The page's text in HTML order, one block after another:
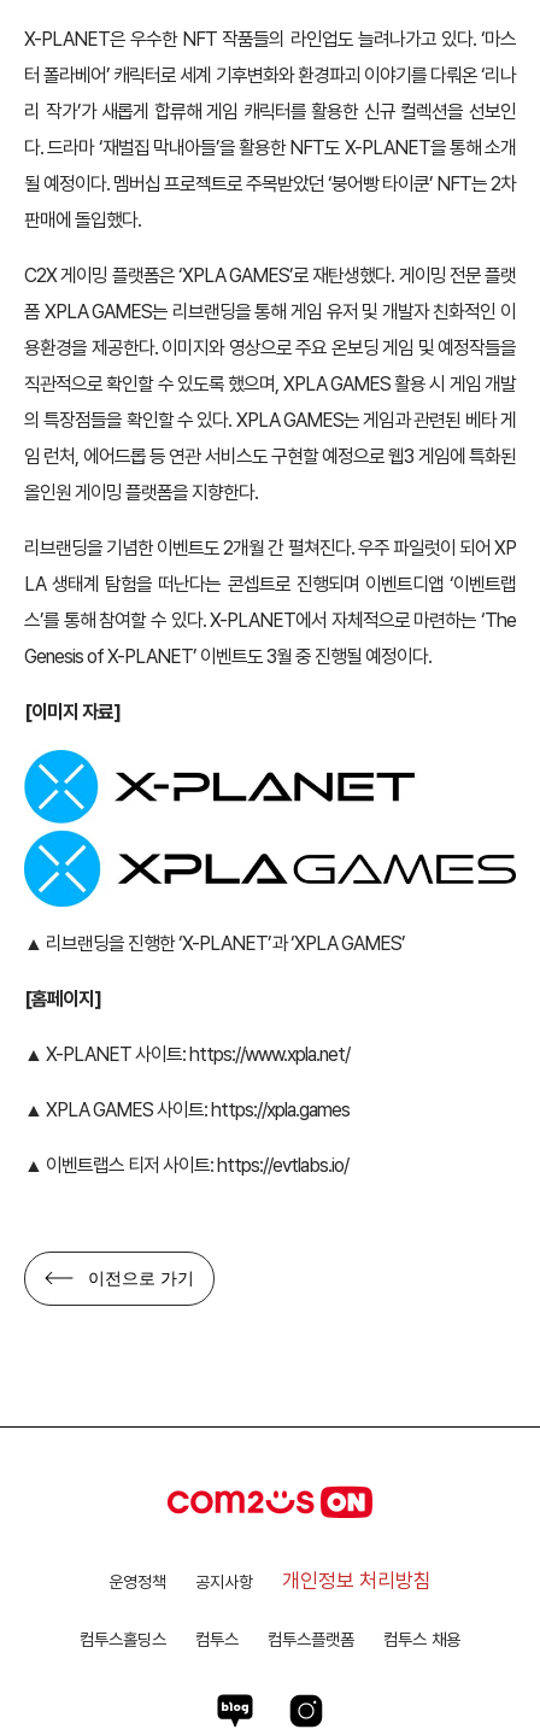
X-PLANET은 우수한 NFT 작품들의 라인업도 늘려나가고 있다. ‘마스
터 폴라베어’ 캐릭터로 세계 기후변화와 환경파괴 이야기를 다뤄온 ‘리나
리 작가’가 새롭게 합류해 게임 캐릭터를 활용한 신규 컬렉션을 선보인
다. 드라마 ‘재벌집 막내아들’을 활용한 NFT도 X-PLANET을 통해 소개
될 예정이다. 멤버십 프로젝트로 주목받았던 ‘붕어빵 타이쿤’ NFT는 2차
판매에 돌입했다.
C2X 게이밍 플랫폼은 ‘XPLA GAMES’로 재탄생했다. 게이밍 전문 플랫
폼 XPLA GAMES는 리브랜딩을 통해 게임 유저 및 개발자 친화적인 이
용환경을 제공한다. 이미지와 영상으로 주요 온보딩 게임 및 예정작들을
직관적으로 확인할 수 있도록 했으며, XPLA GAMES 활용 시 게임 개발
의 특장점들을 확인할 수 있다. XPLA GAMES는 게임과 관련된 베타 게
임 런처, 에어드롭 등 연관 서비스도 구현할 예정으로 웹3 게임에 특화된
올인원 게이밍 플랫폼을 지향한다.
리브랜딩을 기념한 이벤트도 2개월 간 펼쳐진다. 우주 파일럿이 되어 XP
LA 생태계 탐험을 떠난다는 콘셉트로 진행되며 이벤트디앱 ‘이벤트랩
스’를 통해 참여할 수 있다. X-PLANET에서 자체적으로 마련하는 ‘The
Genesis of X-PLANET’ 이벤트도 3월 중 진행될 예정이다.
[이미지 자료]
▲ 리브랜딩을 진행한 ‘X-PLANET’과 ‘XPLA GAMES’
[홈페이지]
▲ X-PLANET 사이트:https://www.xpla.net/
▲ XPLA GAMES 사이트:https://xpla.games
▲ 이벤트랩스 티저 사이트:https://evtlabs.io/
이전으로 가기
운영정책 공지사항 개인정보 처리방침
컴투스홀딩스 컴투스 컴투스플랫폼 컴투스 채용